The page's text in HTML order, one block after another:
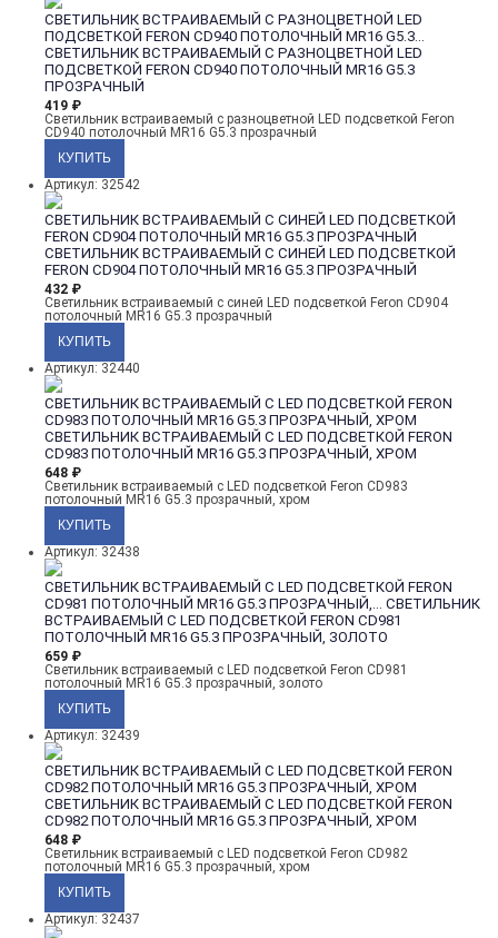
СВЕТИЛЬНИК ВСТРАИВАЕМЫЙ С РАЗНОЦВЕТНОЙ LED
ПОДСВЕТКОЙ FERON CD940 ПОТОЛОЧНЫЙ MR16 G5.3...
СВЕТИЛЬНИК ВСТРАИВАЕМЫЙ С РАЗНОЦВЕТНОЙ LED
ПОДСВЕТКОЙ FERON CD940 ПОТОЛОЧНЫЙ MR16 G5.3
ПРОЗРАЧНЫЙ
419 ₽
Светильник встраиваемый с разноцветной LED подсветкой Feron
CD940 потолочный MR16 G5.3 прозрачный
Артикул: 32542
СВЕТИЛЬНИК ВСТРАИВАЕМЫЙ С СИНЕЙ LED ПОДСВЕТКОЙ
FERON CD904 ПОТОЛОЧНЫЙ MR16 G5.3 ПРОЗРАЧНЫЙ
СВЕТИЛЬНИК ВСТРАИВАЕМЫЙ С СИНЕЙ LED ПОДСВЕТКОЙ
FERON CD904 ПОТОЛОЧНЫЙ MR16 G5.3 ПРОЗРАЧНЫЙ
432 ₽
Светильник встраиваемый с синей LED подсветкой Feron CD904
потолочный MR16 G5.3 прозрачный
Артикул: 32440
СВЕТИЛЬНИК ВСТРАИВАЕМЫЙ С LED ПОДСВЕТКОЙ FERON
CD983 ПОТОЛОЧНЫЙ MR16 G5.3 ПРОЗРАЧНЫЙ, ХРОМ
СВЕТИЛЬНИК ВСТРАИВАЕМЫЙ С LED ПОДСВЕТКОЙ FERON
CD983 ПОТОЛОЧНЫЙ MR16 G5.3 ПРОЗРАЧНЫЙ, ХРОМ
648 ₽
Светильник встраиваемый с LED подсветкой Feron CD983
потолочный MR16 G5.3 прозрачный, хром
Артикул: 32438
СВЕТИЛЬНИК ВСТРАИВАЕМЫЙ С LED ПОДСВЕТКОЙ FERON
CD981 ПОТОЛОЧНЫЙ MR16 G5.3 ПРОЗРАЧНЫЙ,...
СВЕТИЛЬНИК
ВСТРАИВАЕМЫЙ С LED ПОДСВЕТКОЙ FERON CD981
ПОТОЛОЧНЫЙ MR16 G5.3 ПРОЗРАЧНЫЙ, ЗОЛОТО
659 ₽
Светильник встраиваемый с LED подсветкой Feron CD981
потолочный MR16 G5.3 прозрачный, золото
Артикул: 32439
СВЕТИЛЬНИК ВСТРАИВАЕМЫЙ С LED ПОДСВЕТКОЙ FERON
CD982 ПОТОЛОЧНЫЙ MR16 G5.3 ПРОЗРАЧНЫЙ, ХРОМ
СВЕТИЛЬНИК ВСТРАИВАЕМЫЙ С LED ПОДСВЕТКОЙ FERON
CD982 ПОТОЛОЧНЫЙ MR16 G5.3 ПРОЗРАЧНЫЙ, ХРОМ
648 ₽
Светильник встраиваемый с LED подсветкой Feron CD982
потолочный MR16 G5.3 прозрачный, хром
Артикул: 32437